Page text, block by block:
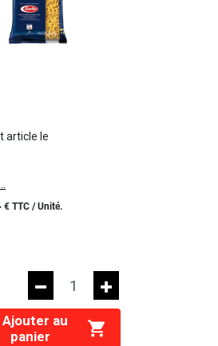
article le
€ TTC /Unité.
Ajouter au
panier